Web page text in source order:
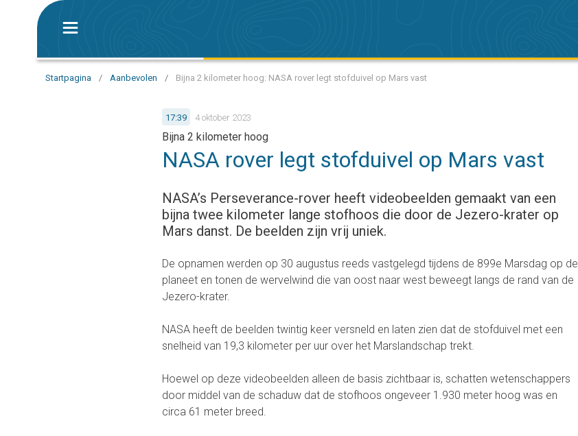
Startpagina / Aanbevolen / Bijna 2 kilometer hoog: NASA rover legt stofduivel op Mars vast
17:39 4 oktober 2023
Bijna 2 kilometer hoog
NASA rover legt stofduivel op Mars vast
NASA’s Perseverance-rover heeft videobeelden gemaakt van een
bijna twee kilometer lange stofhoos die door de Jezero-krater op
Mars danst. De beelden zijn vrij uniek.
De opnamen werden op 30 augustus reeds vastgelegd tijdens de 899e Marsdag op de
planeet en tonen de wervelwind die van oost naar west beweegt langs de rand van de
Jezero-krater.
NASA heeft de beelden twintig keer versneld en laten zien dat de stofduivel met een
snelheid van 19,3 kilometer per uur over het Marslandschap trekt.
Hoewel op deze videobeelden alleen de basis zichtbaar is, schatten wetenschappers
door middel van de schaduw dat de stofhoos ongeveer 1.930 meter hoog was en
circa 61 meter breed.